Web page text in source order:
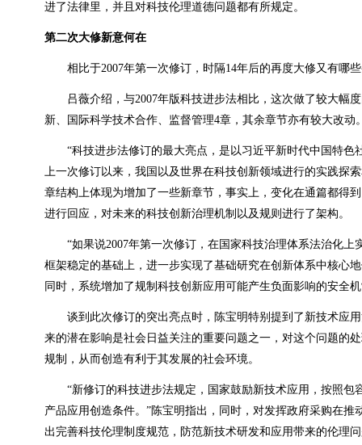
进了法律里，并且对科技伦理道德问题都有所规定。
第二次大修新意何在
相比于2007年第一次修订，时隔14年后的再度大修又有哪
吕薇介绍，与2007年版科技进步法相比，这次做了较大幅
新、国际科学技术合作、监督管理4章，其余章节亦有较大改动
“科技进步法修订的最大亮点，是以习近平新时代中国特色
上一次修订以来，我国以及世界在科技创新领域进行的实践探
章结构上体现为增加了一些新章节，事实上，变化在通篇都得
进行回应，对未来的科技创新治理机制以及规则进行了架构。
“如果说2007年第一次修订，在国家科技治理体系法治化上
框架稳定的基础上，进一步实现了基础研究在创新体系中核心
同时，系统增加了规制科技创新应用可能产生负面影响的安全
谈到此次修订的突出亮点时，陈宝明特别提到了新技术应用
来的潜在影响是社会日益关注的重要问题之一，对这个问题的
规制，从而创造有利于其发展的社会环境。
“新修订的科技进步法规定，国家鼓励新技术应用，按照包
产品应用创造条件。”陈宝明指出，同时，对发挥政府采购在
出完善科技伦理制度规范，防范新技术研发和应用带来的伦理